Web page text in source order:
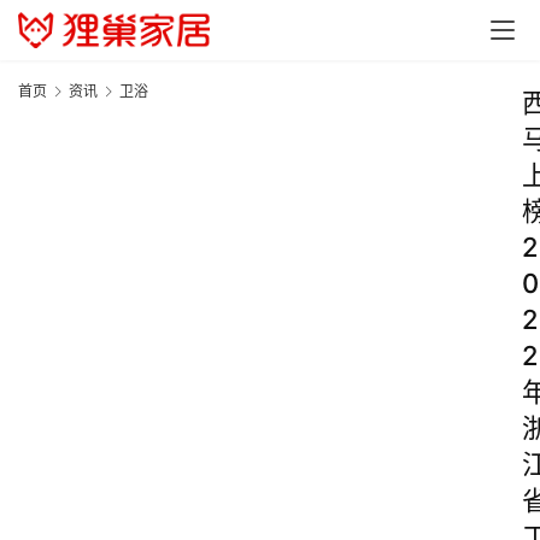
首页 资讯 卫浴
2
0
2
2